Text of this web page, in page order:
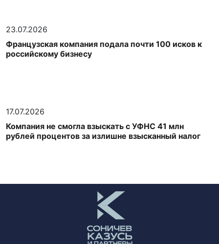
23.07.2026
Французская компания подала почти 100 исков к
российскому бизнесу
17.07.2026
Компания не смогла взыскать с УФНС 41 млн
рублей процентов за излишне взысканный налог